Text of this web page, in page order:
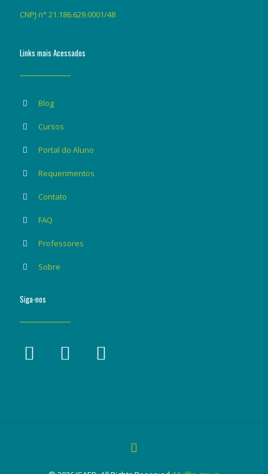
CNPJ n° 21.186.629.0001/48
Links mais Acessados
Blog
Cursos
Portal do Aluno
Requerimentos
Contato
FAQ
Professores
Sobre
Siga-nos